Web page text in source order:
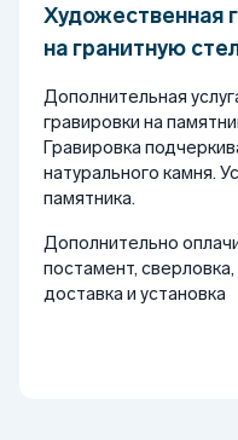
Художественная
на гранитную
Дополнительная
гравировки на
Гравировка
натурального камня.
памятника.
Дополнительно
постамент,
доставка и установка